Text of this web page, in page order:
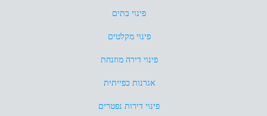
פינוי בתים
פינוי מקלטים
פינוי דירה מוזנחת
אגרנות כפייתית
פינוי דירות נפטרים